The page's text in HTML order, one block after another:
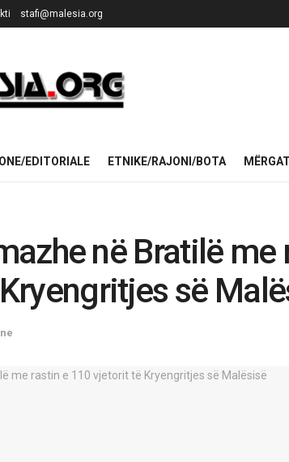
stafi@malesia.org
EDITORIALE ETNIKE/RAJONI/BOTA
në Bratilë me
së